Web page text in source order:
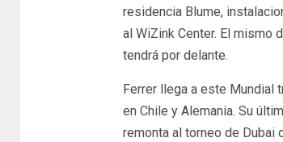
residencia Blume,
al WiZink Center. El mismo
tendrá por delante.
Ferrer llega a este Mundial
en Chile y Alemania. Su
remonta al torneo de Dubai